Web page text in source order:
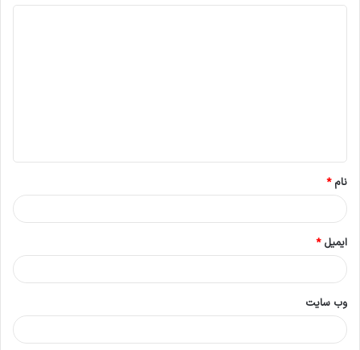
*
نام*
ایمیل*
وب‌ سایت